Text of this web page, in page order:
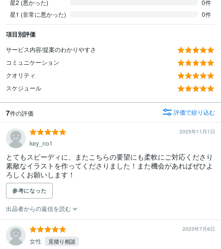
星2 (悪かった)
0件
星1 (非常に悪かった)
0件
項目別評価
サービス内容/提案のわかりやすさ
コミュニケーション
クオリティ
スケジュール
7件の評価 評価で絞り込む
2025年11月1日
key_no1
とてもスピーディに、またこちらの要望にも柔軟にご対応くださり
素敵なイラストを作ってくださりました！また機会があればぜひよ
ろしくお願いします！
参考になった
出品者からの返信を読む
2023年7月6日
女性 見積り相談